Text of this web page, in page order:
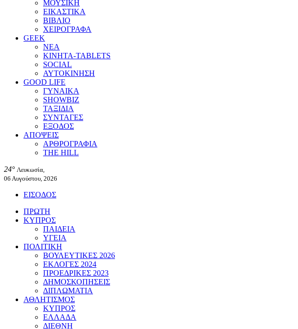
ΜΟΥΣΙΚΗ
ΕΙΚΑΣΤΙΚΑ
ΒΙΒΛΙΟ
ΧΕΙΡΟΓΡΑΦΑ
GEEK
ΝΕΑ
ΚΙΝΗΤΑ-TABLETS
SOCIAL
ΑΥΤΟΚΙΝΗΣΗ
GOOD LIFE
ΓΥΝΑΙΚΑ
SHOWBIZ
ΤΑΞΙΔΙΑ
ΣΥΝΤΑΓΕΣ
ΕΞΟΔΟΣ
ΑΠΟΨΕΙΣ
ΑΡΘΡΟΓΡΑΦΙΑ
THE HILL
24° Λευκωσία,
06 Αυγούστου, 2026
ΕΙΣΟΔΟΣ
ΠΡΩΤΗ
ΚΥΠΡΟΣ
ΠΑΙΔΕΙΑ
ΥΓΕΙΑ
ΠΟΛΙΤΙΚΗ
ΒΟΥΛΕΥΤΙΚΕΣ 2026
ΕΚΛΟΓΕΣ 2024
ΠΡΟΕΔΡΙΚΕΣ 2023
ΔΗΜΟΣΚΟΠΗΣΕΙΣ
ΔΙΠΛΩΜΑΤΙΑ
ΑΘΛΗΤΙΣΜΟΣ
ΚΥΠΡΟΣ
ΕΛΛΑΔΑ
ΔΙΕΘΝΗ